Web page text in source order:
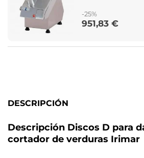
-25%
Price
951,83 €
DESCRIPCIÓN
Descripción Discos D para
cortador de verduras Irimar